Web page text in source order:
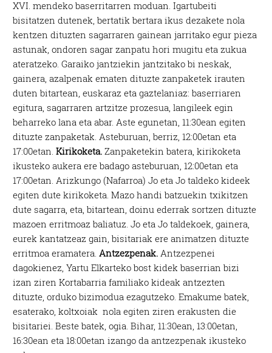
XVI. mendeko baserritarren moduan. Igartubeiti
bisitatzen dutenek, bertatik bertara ikus dezakete nola
kentzen dituzten sagarraren gainean jarritako egur pieza
astunak, ondoren sagar zanpatu hori mugitu eta zukua
ateratzeko. Garaiko jantziekin jantzitako bi neskak,
gainera, azalpenak ematen dituzte zanpaketek irauten
duten bitartean, euskaraz eta gaztelaniaz: baserriaren
egitura, sagarraren artzitze prozesua, langileek egin
beharreko lana eta abar. Aste egunetan, 11:30ean egiten
dituzte zanpaketak. Asteburuan, berriz, 12:00etan eta
17:00etan.Kirikoketa.Zanpaketekin batera, kirikoketa
ikusteko aukera ere badago asteburuan, 12:00etan eta
17:00etan. Arizkungo (Nafarroa) Jo eta Jo taldeko kideek
egiten dute kirikoketa. Mazo handi batzuekin txikitzen
dute sagarra, eta, bitartean, doinu ederrak sortzen dituzte
mazoen erritmoaz baliatuz. Jo eta Jo taldekoek, gainera,
eurek kantatzeaz gain, bisitariak ere animatzen dituzte
erritmoa eramatera.Antzezpenak.Antzezpenei
dagokienez, Yartu Elkarteko bost kidek baserrian bizi
izan ziren Kortabarria familiako kideak antzezten
dituzte, orduko bizimodua ezagutzeko. Emakume batek,
esaterako, koltxoiak nola egiten ziren erakusten die
bisitariei. Beste batek, ogia. Bihar, 11:30ean, 13:00etan,
16:30ean eta 18:00etan izango da antzezpenak ikusteko